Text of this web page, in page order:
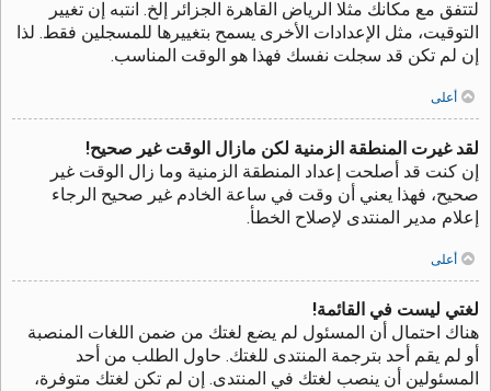
لتتفق مع مكانك مثلا الرياض القاهرة الجزائر إلخ. انتبه إن تغيير
التوقيت، مثل الإعدادات الأخرى يسمح بتغييرها للمسجلين فقط. لذا
إن لم تكن قد سجلت نفسك فهذا هو الوقت المناسب.
أعلى
لقد غيرت المنطقة الزمنية لكن مازال الوقت غير صحيح!
إن كنت قد أصلحت إعداد المنطقة الزمنية وما زال الوقت غير
صحيح، فهذا يعني أن وقت في ساعة الخادم غير صحيح الرجاء
إعلام مدير المنتدى لإصلاح الخطأ.
أعلى
لغتي ليست في القائمة!
هناك احتمال أن المسئول لم يضع لغتك من ضمن اللغات المنصبة
أو لم يقم أحد بترجمة المنتدى للغتك. حاول الطلب من أحد
المسئولين أن ينصب لغتك في المنتدى. إن لم تكن لغتك متوفرة،